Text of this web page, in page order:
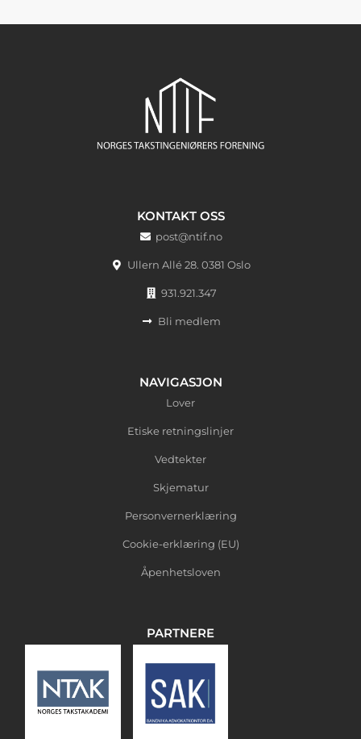
KONTAKT OSS
post@ntif.no
Ullern Allé 28. 0381 Oslo
931.921.347
Bli medlem
NAVIGASJON
Lover
Etiske retningslinjer
Vedtekter
Skjematur
Personvernerklæring
Cookie-erklæring (EU)
Åpenhetsloven
PARTNERE